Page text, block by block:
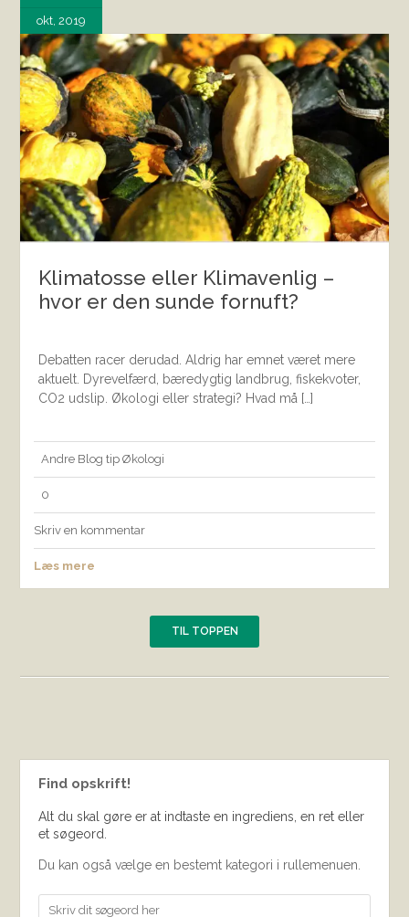
okt, 2019
Klimatosse eller Klimavenlig –
hvor er den sunde fornuft?
Debatten racer derudad. Aldrig har emnet været mere
aktuelt. Dyrevelfærd, bæredygtig landbrug, fiskekvoter,
CO2 udslip. Økologi eller strategi? Hvad må […]
Andre Blog tip Økologi
0
Skriv en kommentar
Læs mere
TIL TOPPEN
Find opskrift!
Alt du skal gøre er at indtaste en ingrediens, en ret eller
et søgeord.
Du kan også vælge en bestemt kategori i rullemenuen.